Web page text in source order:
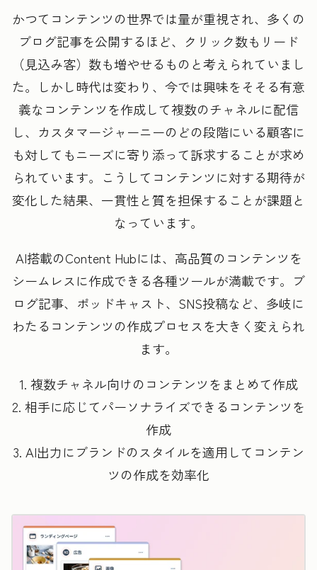
かつてコンテンツの世界では量が重視され、多くの
ブログ記事を公開するほど、クリック数もリード
（見込み客）数も増やせるものと考えられていまし
た。しかし時代は変わり、今では興味をそそる有意
義なコンテンツを作成して複数のチャネルに配信
し、カスタマージャーニーのどの段階にいる顧客に
も対してもニーズに寄り添って訴求することが求め
られています。こうしてコンテンツに対する期待が
変化した結果、一貫性と質を担保することが課題と
なっています。
AI搭載のContent Hubには、高品質のコンテンツを
シームレスに作成できる各種ツールが満載です。ブ
ログ記事、ポッドキャスト、SNS投稿など、多岐に
わたるコンテンツの作成プロセスを大きく変えられ
ます。
1. 複数チャネル向けのコンテンツをまとめて作成
2. 相手に応じてパーソナライズできるコンテンツを
作成
3. AI出力にブランドのスタイルを適用してコンテン
ツの作成を効率化